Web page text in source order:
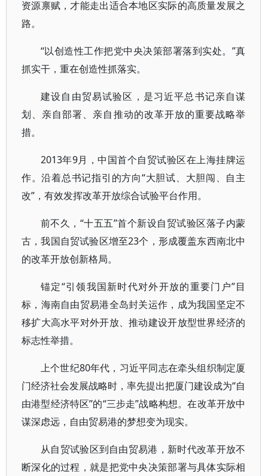
资源禀赋，才能走出适合本地区实际的高质量发展之
路。
“以创造性工作把党中央决策部署落到实处。”真
抓实干，重在创造性抓落实。
建设自由贸易试验区，是习近平总书记亲自谋
划、亲自部署、亲自推动的改革开放的重要战略举
措。
2013年9月，中国首个自贸试验区在上海挂牌运
作。沿着总书记指引的方向“大胆试、大胆闯、自主
改”，有效发挥改革开放综合试验平台作用。
前不久，“十五五”首个新设自贸试验区落子内蒙
古，我国自贸试验区增至23个，形成覆盖东西南北中
的改革开放创新格局。
锚定“引领我国新时代对外开放的重要门户”目
标，海南自由贸易港全岛封关运作，成为我国坚定不
移扩大高水平对外开放、推动建设开放型世界经济的
标志性举措。
上个世纪80年代，习近平同志在牵头组织制定厦
门经济社会发展战略时，率先提出把厦门建设成为“自
由港型经济特区”的“三步走”战略构想。在改革开放中
谋深虑远，自由贸易港的梦想变为现实。
从自贸试验区到自由贸易港，新时代改革开放不
断深化的过程，就是把党中央决策部署与具体实际相